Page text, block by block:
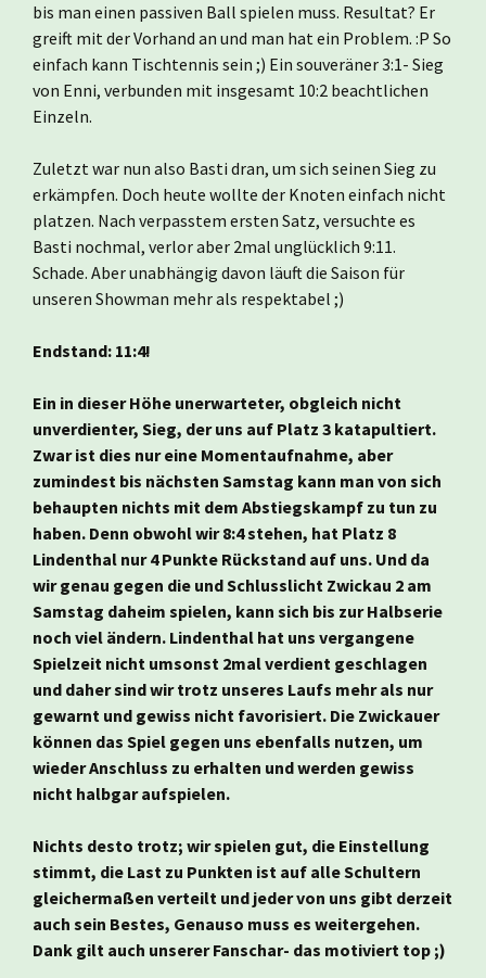
bis man einen passiven Ball spielen muss. Resultat? Er
greift mit der Vorhand an und man hat ein Problem. :P So
einfach kann Tischtennis sein ;) Ein souveräner 3:1- Sieg
von Enni, verbunden mit insgesamt 10:2 beachtlichen
Einzeln.
Zuletzt war nun also Basti dran, um sich seinen Sieg zu
erkämpfen. Doch heute wollte der Knoten einfach nicht
platzen. Nach verpasstem ersten Satz, versuchte es
Basti nochmal, verlor aber 2mal unglücklich 9:11.
Schade. Aber unabhängig davon läuft die Saison für
unseren Showman mehr als respektabel ;)
Endstand: 11:4!
Ein in dieser Höhe unerwarteter, obgleich nicht
unverdienter, Sieg, der uns auf Platz 3 katapultiert.
Zwar ist dies nur eine Momentaufnahme, aber
zumindest bis nächsten Samstag kann man von sich
behaupten nichts mit dem Abstiegskampf zu tun zu
haben. Denn obwohl wir 8:4 stehen, hat Platz 8
Lindenthal nur 4 Punkte Rückstand auf uns. Und da
wir genau gegen die und Schlusslicht Zwickau 2 am
Samstag daheim spielen, kann sich bis zur Halbserie
noch viel ändern. Lindenthal hat uns vergangene
Spielzeit nicht umsonst 2mal verdient geschlagen
und daher sind wir trotz unseres Laufs mehr als nur
gewarnt und gewiss nicht favorisiert. Die Zwickauer
können das Spiel gegen uns ebenfalls nutzen, um
wieder Anschluss zu erhalten und werden gewiss
nicht halbgar aufspielen.
Nichts desto trotz; wir spielen gut, die Einstellung
stimmt, die Last zu Punkten ist auf alle Schultern
gleichermaßen verteilt und jeder von uns gibt derzeit
auch sein Bestes, Genauso muss es weitergehen.
Dank gilt auch unserer Fanschar- das motiviert top ;)